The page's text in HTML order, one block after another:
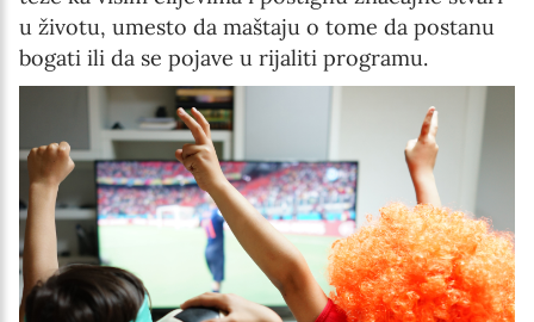
u životu, umesto da maštaju o tome da postanu
bogati ili da se pojave u rijaliti programu.